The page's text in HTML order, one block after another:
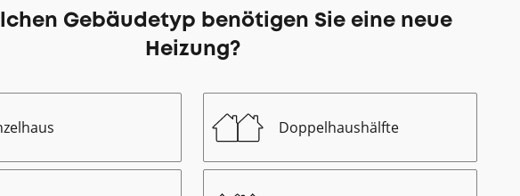
Gebäudetyp benötigen Sie eine neue
Heizung?
Doppelhaushälfte